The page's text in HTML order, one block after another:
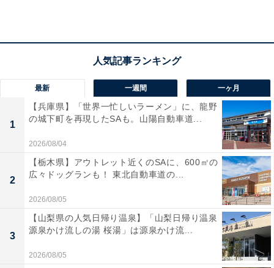
1位：神山智洋
1位にランクインしたのは、「神山智洋」さんです。ジ
ャニーズJr.のユニット「関西BOY'S」「TOP Kids」をは
じめ、「Hey! Say! 7 WEST」として活躍。ジャニーズ
WESTとしてメジャーデビューしてからは、透明感のあ
最新 一週間 一ヶ月
1
【兵庫県】「世界一忙しいラーメン」に、龍野
の城下町を再現したSAも。山陽自動車道...
2026/08/04
2
【栃木県】アウトレット近くのSAに、600㎡の
広々ドッグランも！ 東北自動車道の...
2026/08/05
3
【山梨県の人気日帰り温泉】「山梨日帰り温泉
源泉かけ流しの湯 桜湯」は源泉かけ流...
2026/08/05